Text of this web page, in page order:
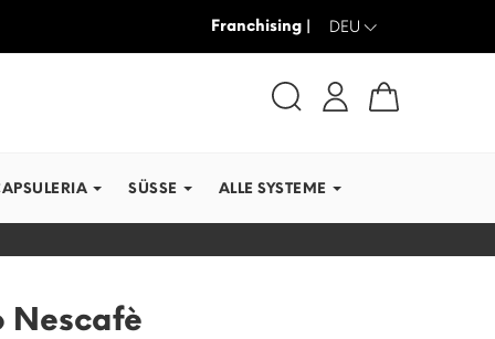
-30% + VERSAND GRATIS
Franchising | DEU
SÜSSE ALLE SYSTEME
Nescafè